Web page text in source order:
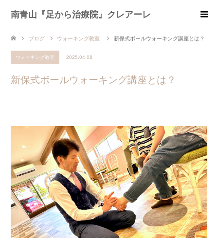
南青山『足から治療院』クレアーレ
ブログ ウォーキング教室 新保式ボールウォーキング講座とは？
ウォーキング教室 2025.04.08
新保式ボールウォーキング講座とは？